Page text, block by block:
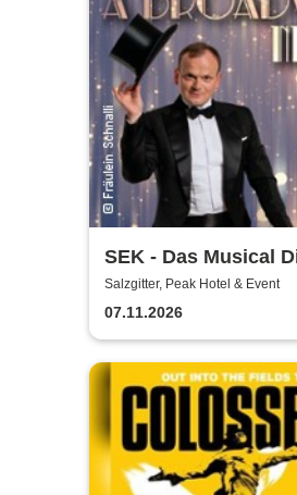
SEK - Das Musical
Broadway Night
Salzgitter, Peak Hotel & Event
07.11.2026